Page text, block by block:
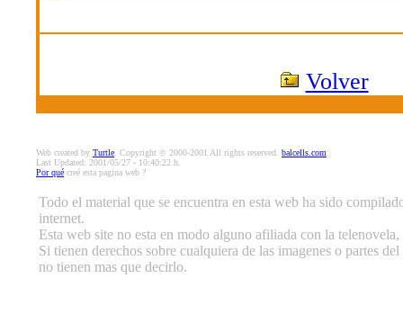
Volver
Web created by Turtle . Copyright © 2000-2001 All rights reserved. balcells.com
Last Updated: 2001/05/27 - 10:40:22 h.
Por qué creé esta pagina web ?
Todo el material que se encuentra en esta web ha sido
internet.
Esta web site no esta en modo alguno afiliada con la
Si tienen derechos sobre cualquiera de las imagenes o partes
no tienen mas que decirlo.